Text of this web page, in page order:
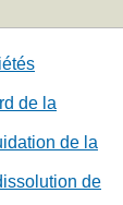
de la
de la
de